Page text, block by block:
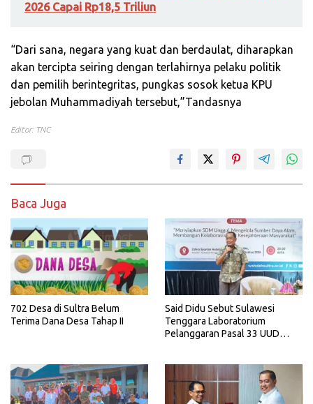
2026 Capai Rp18,5 Triliun
“Dari sana, negara yang kuat dan berdaulat, diharapkan
akan tercipta seiring dengan terlahirnya pelaku politik
dan pemilih berintegritas, pungkas sosok ketua KPU
jebolan Muhammadiyah tersebut,”Tandasnya
Editor: TNC
Baca Juga
702 Desa di Sultra Belum
Terima Dana Desa Tahap II
Said Didu Sebut Sulawesi
Tenggara Laboratorium
Pelanggaran Pasal 33 UUD